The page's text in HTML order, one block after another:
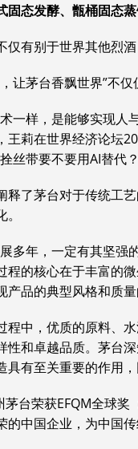
固态发酵、甑桶固态
仅有别于世界其他烈
让茅台香飘世界”不
一样，是能够实现人
王莉在世界经济论坛
丝带要不要用AI替代
释了茅台对于传统工
多年，一定有其坚强
程的核心在于丰富的
产品的典型风格和质量
程中，优质的原料、
性和卓越品质。茅台
具有至关重要的作用
台荣获EFQM全球奖
的中国企业，为中国